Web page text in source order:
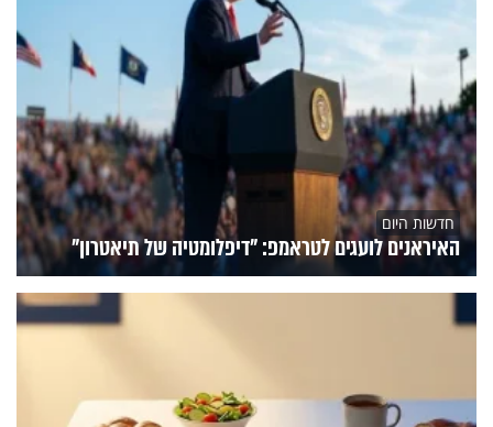
חדשות היום
האיראנים לועגים לטראמפ: "דיפלומטיה של תיאטרון"